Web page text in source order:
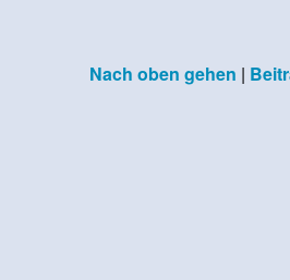
Nach oben gehen |